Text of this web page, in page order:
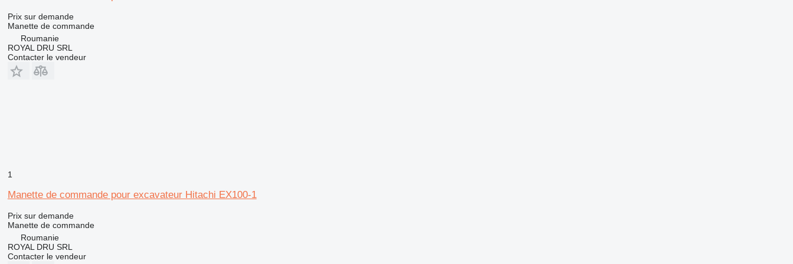
Prix sur demande
Manette de commande
Roumanie
ROYAL DRU SRL
Contacter le vendeur
1
Manette de commande pour excavateur Hitachi EX100-1
Prix sur demande
Manette de commande
Roumanie
ROYAL DRU SRL
Contacter le vendeur